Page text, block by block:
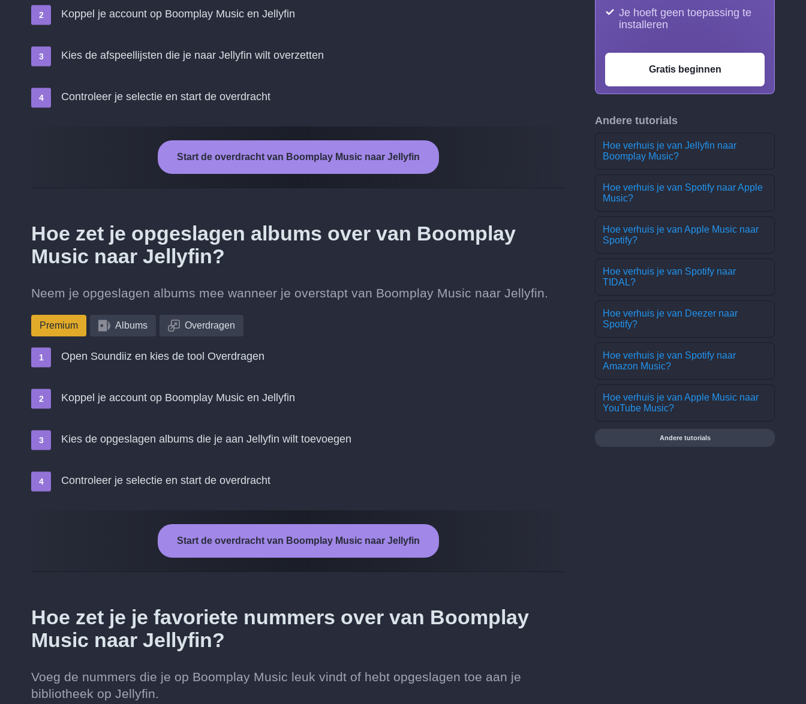
Koppel je account op Boomplay Music en Jellyfin
Kies de afspeellijsten die je naar Jellyfin wilt overzetten
Controleer je selectie en start de overdracht
Start de overdracht van Boomplay Music naar Jellyfin
Hoe zet je opgeslagen albums over van Boomplay
Music naar Jellyfin?
Neem je opgeslagen albums mee wanneer je overstapt van Boomplay Music naar Jellyfin.
Premium Albums Overdragen
Open Soundiiz en kies de tool Overdragen
Koppel je account op Boomplay Music en Jellyfin
Kies de opgeslagen albums die je aan Jellyfin wilt toevoegen
Controleer je selectie en start de overdracht
Start de overdracht van Boomplay Music naar Jellyfin
Hoe zet je je favoriete nummers over van Boomplay
Music naar Jellyfin?
Voeg de nummers die je op Boomplay Music leuk vindt of hebt opgeslagen toe aan je
bibliotheek op Jellyfin.
Je hoeft geen toepassing te
installeren
Gratis beginnen
Andere tutorials
Hoe verhuis je van Jellyfin naar
Boomplay Music?
Hoe verhuis je van Spotify naar Apple
Music?
Hoe verhuis je van Apple Music naar
Spotify?
Hoe verhuis je van Spotify naar
TIDAL?
Hoe verhuis je van Deezer naar
Spotify?
Hoe verhuis je van Spotify naar
Amazon Music?
Hoe verhuis je van Apple Music naar
YouTube Music?
Andere tutorials